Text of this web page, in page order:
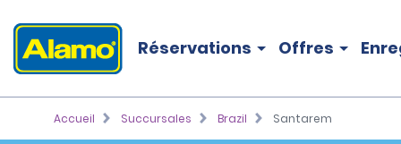
Réservations Offres
Accueil Succursales Brazil Santarem